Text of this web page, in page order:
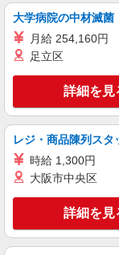
株式会社トラスト
大学病院の中材滅菌
月給 254,160円
足立区
詳細を見
レジ・商品陳列スタ
時給 1,300円
大阪市中央区
詳細を見